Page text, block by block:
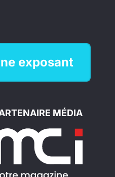
exposant
MÉDIA